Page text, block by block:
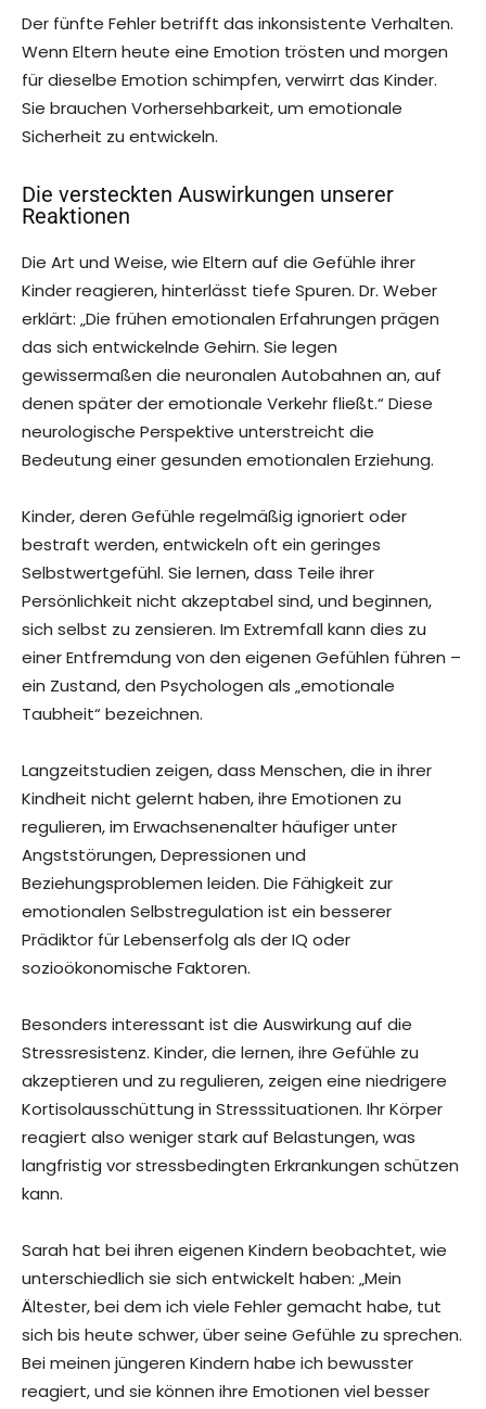
Der fünfte Fehler betrifft das inkonsistente Verhalten.
Wenn Eltern heute eine Emotion trösten und morgen
für dieselbe Emotion schimpfen, verwirrt das Kinder.
Sie brauchen Vorhersehbarkeit, um emotionale
Sicherheit zu entwickeln.
Die versteckten Auswirkungen unserer
Reaktionen
Die Art und Weise, wie Eltern auf die Gefühle ihrer
Kinder reagieren, hinterlässt tiefe Spuren. Dr. Weber
erklärt: „Die frühen emotionalen Erfahrungen prägen
das sich entwickelnde Gehirn. Sie legen
gewissermaßen die neuronalen Autobahnen an, auf
denen später der emotionale Verkehr fließt.“ Diese
neurologische Perspektive unterstreicht die
Bedeutung einer gesunden emotionalen Erziehung.
Kinder, deren Gefühle regelmäßig ignoriert oder
bestraft werden, entwickeln oft ein geringes
Selbstwertgefühl. Sie lernen, dass Teile ihrer
Persönlichkeit nicht akzeptabel sind, und beginnen,
sich selbst zu zensieren. Im Extremfall kann dies zu
einer Entfremdung von den eigenen Gefühlen führen –
ein Zustand, den Psychologen als „emotionale
Taubheit“ bezeichnen.
Langzeitstudien zeigen, dass Menschen, die in ihrer
Kindheit nicht gelernt haben, ihre Emotionen zu
regulieren, im Erwachsenenalter häufiger unter
Angststörungen, Depressionen und
Beziehungsproblemen leiden. Die Fähigkeit zur
emotionalen Selbstregulation ist ein besserer
Prädiktor für Lebenserfolg als der IQ oder
sozioökonomische Faktoren.
Besonders interessant ist die Auswirkung auf die
Stressresistenz. Kinder, die lernen, ihre Gefühle zu
akzeptieren und zu regulieren, zeigen eine niedrigere
Kortisolausschüttung in Stresssituationen. Ihr Körper
reagiert also weniger stark auf Belastungen, was
langfristig vor stressbedingten Erkrankungen schützen
kann.
Sarah hat bei ihren eigenen Kindern beobachtet, wie
unterschiedlich sie sich entwickelt haben: „Mein
Ältester, bei dem ich viele Fehler gemacht habe, tut
sich bis heute schwer, über seine Gefühle zu sprechen.
Bei meinen jüngeren Kindern habe ich bewusster
reagiert, und sie können ihre Emotionen viel besser